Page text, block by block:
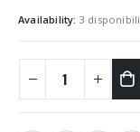
Availability: 3 disponibili